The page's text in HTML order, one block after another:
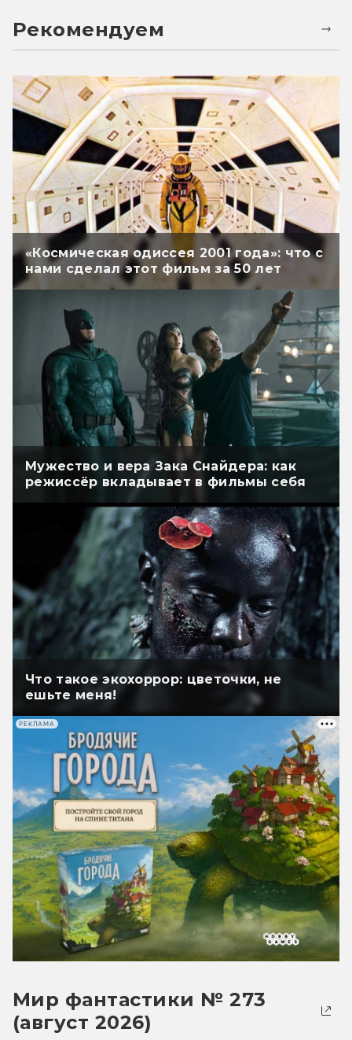
Рекомендуем
«Космическая одиссея 2001 года»: что с
нами сделал этот фильм за 50 лет
Мужество и вера Зака Снайдера: как
режиссёр вкладывает в фильмы себя
Что такое экохоррор: цветочки, не
ешьте меня!
РЕКЛАМА
Мир фантастики № 273
(август 2026)